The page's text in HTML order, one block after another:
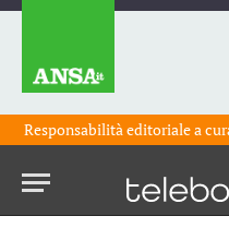
Responsabilità editoriale a